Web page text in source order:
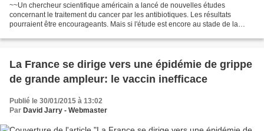
~~Un chercheur scientifique américain a lancé de nouvelles études
concernant le traitement du cancer par les antibiotiques. Les résultats
pourraient être encourageants. Mais si l'étude est encore au stade de la
La France se dirige vers une épidémie de grippe
de grande ampleur: le vaccin inefficace
Publié le 30/01/2015 à 13:02
Par David Jarry - Webmaster